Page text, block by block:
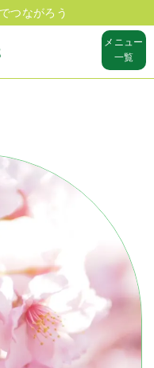
つながろう
メニュー
一覧